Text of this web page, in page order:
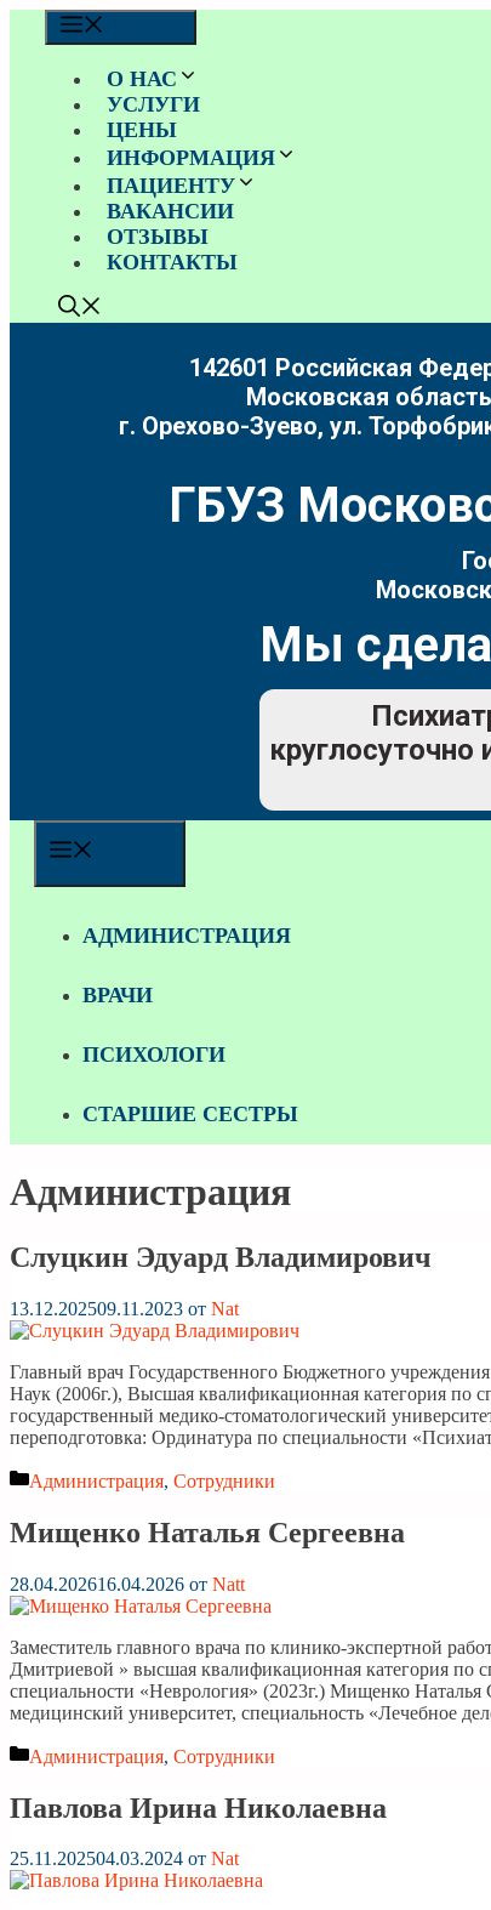
Перейти
О НАС
УСЛУГИ
ЦЕНЫ
ИНФОРМАЦИЯ
ПАЦИЕНТУ
ВАКАНСИИ
ОТЗЫВЫ
КОНТАКТЫ
142601 Российская
Московская
г. Орехово-Зуево, ул.
ГБУЗ
Мы
АДМИНИСТРАЦИЯ
ВРАЧИ
ПСИХОЛОГИ
СТАРШИЕ СЕСТРЫ
Администрация
Слуцкин Эдуард Владимирович
13.12.202509.11.2023 от Nat
Главный врач Государственного Бюджетного
Наук (2006г.), Высшая квалификационная категория по
государственный медико-стоматологический
переподготовка: Ординатура по специальности
Рубрики
Администрация, Сотрудники
Мищенко Наталья Сергеевна
28.04.202616.04.2026 от Natt
Заместитель главного врача по клинико-экспертной
Дмитриевой » высшая квалификационная категория по
специальности «Неврология» (2023г.) Мищенко Наталья
медицинский университет, специальность «Лечебное
Рубрики
Администрация, Сотрудники
Павлова Ирина Николаевна
25.11.202504.03.2024 от Nat